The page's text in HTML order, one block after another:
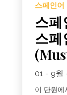
스페인어
스페
스
01 - 9월
이 단원에